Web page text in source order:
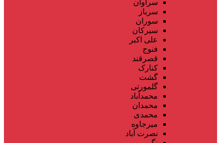
سراوان
سرباز
سوران
سیرکان
علی اکبر
فنوج
قصرقند
کنارک
گشت
گلمورتی
محمدآباد
محمدان
محمدی
میرجاوه
نصرت آباد